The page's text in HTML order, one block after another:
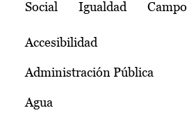
Social Igualdad Campo
Accesibilidad
Administración Pública
Agua